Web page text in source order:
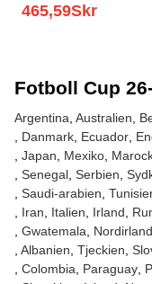
Gul Hemmatröja
465,59Skr
Fotboll Cup
Argentina Australien
Danmark Ecuador
Japan
Mexiko
Senegal Serbien
Saudi-arabien
Iran
Italien Irland
Gwatemala
Nordirland
Albanien Tjeckien
Colombia
Paraguay